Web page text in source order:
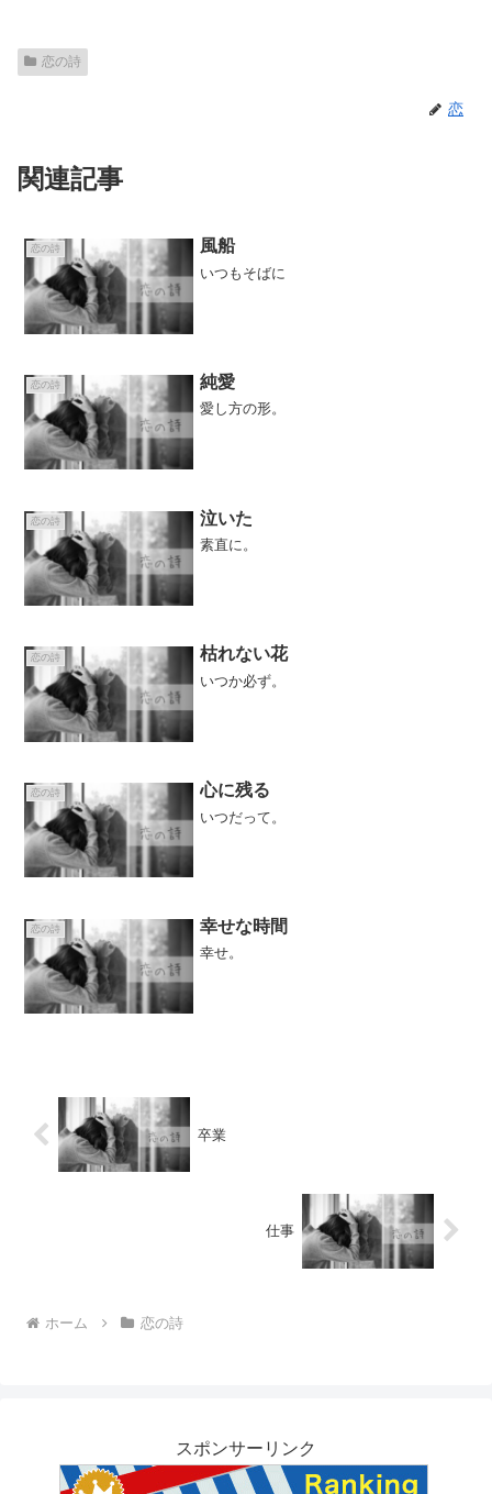
恋の詩
恋
関連記事
恋の詩 風船
いつもそばに
恋の詩 純愛
愛し方の形。
恋の詩 泣いた
素直に。
恋の詩 枯れない花
いつか必ず。
恋の詩 心に残る
いつだって。
恋の詩 幸せな時間
幸せ。
卒業
仕事
ホーム 恋の詩
スポンサーリンク